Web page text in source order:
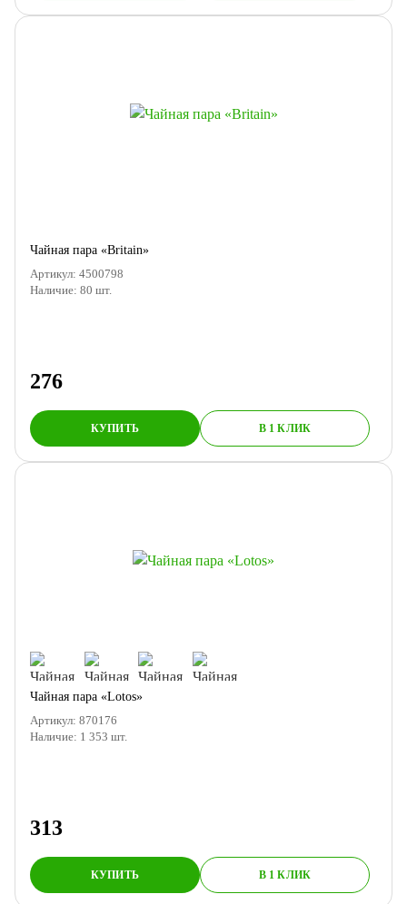
Чайная пара «Britain»
Артикул: 4500798
Наличие: 80 шт.
276
КУПИТЬ В 1 КЛИК
Чайная пара «Lotos»
Артикул: 870176
Наличие: 1 353 шт.
313
КУПИТЬ В 1 КЛИК